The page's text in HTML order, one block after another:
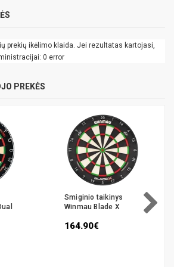
prekių ikėlimo klaida. Jei rezultatas kartojasi,
0 error
PREKĖS
Smiginio taikinys
Winmau Blade X
164.90€